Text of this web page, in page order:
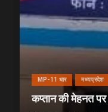
MP-11 धार मध्यप्रदेश
कप्तान की मेहनत पर